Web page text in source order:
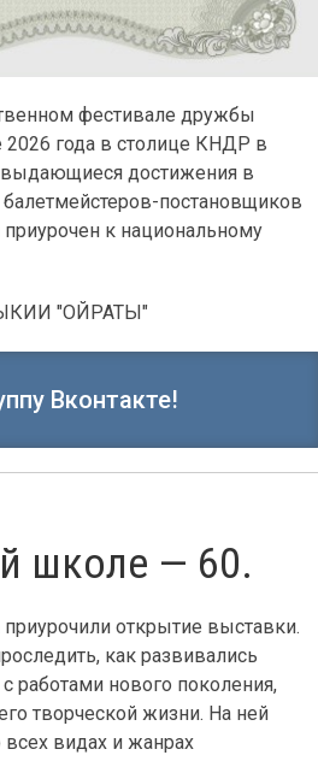
фестивале дружбы
2026 года в столице КНДР в
достижения в
постановщиков
к национальному
"ОЙРАТЫ"
Вконтакте!
школе — 60.
открытие выставки.
как развивались
работами нового поколения,
творческой жизни. На ней
видах и жанрах